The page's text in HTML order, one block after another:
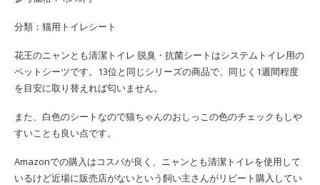
分類：猫用トイレシート
花王のニャンとも清潔トイレ 脱臭・抗菌シートはシステムトイレ用の
ペットシーツです。13位と同じシリーズの商品で、同じく1週間程度
を目安に取り替えれば匂いません。
また、白色のシートなので猫ちゃんのおしっこの色のチェックもしや
すいことも良い点です。
Amazonでの購入はコスパが良く、ニャンとも清潔トイレを使用して
いるけど近場に販売店がないという飼い主さんがリピート購入してい